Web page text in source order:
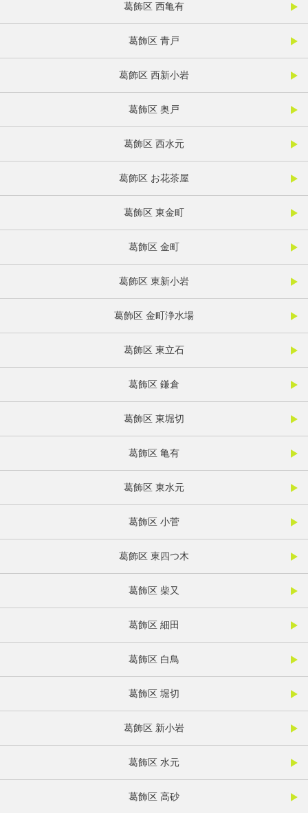
葛飾区 西亀有
葛飾区 青戸
葛飾区 西新小岩
葛飾区 奥戸
葛飾区 西水元
葛飾区 お花茶屋
葛飾区 東金町
葛飾区 金町
葛飾区 東新小岩
葛飾区 金町浄水場
葛飾区 東立石
葛飾区 鎌倉
葛飾区 東堀切
葛飾区 亀有
葛飾区 東水元
葛飾区 小菅
葛飾区 東四つ木
葛飾区 柴又
葛飾区 細田
葛飾区 白鳥
葛飾区 堀切
葛飾区 新小岩
葛飾区 水元
葛飾区 高砂